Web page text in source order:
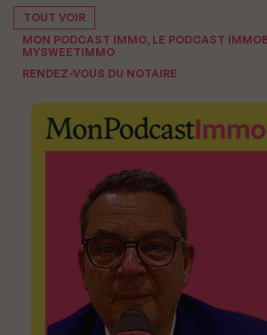
TOUT VOIR
MON PODCAST IMMO, LE PODCAST
MYSWEETIMMO
RENDEZ-VOUS DU NOTAIRE